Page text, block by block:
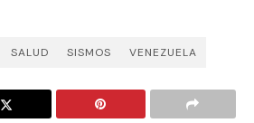
SALUD SISMOS VENEZUELA